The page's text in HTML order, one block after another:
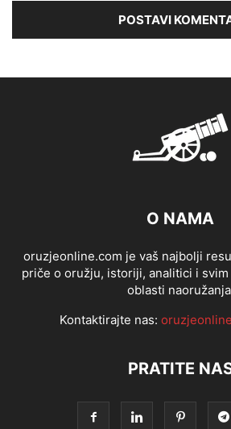
O NAMA
oruzjeonline.com je vaš najbolji
priče o oružju, istoriji, analitici i
oblasti
Kontaktirajte nas:
PRATITE